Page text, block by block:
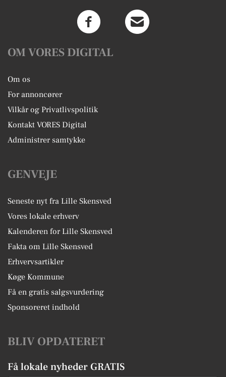
OM VORES DIGITAL
Om os
For annoncører
Vilkår og Privatlivspolitik
Kontakt VORES Digital
Administrer samtykke
GENVEJE
Seneste nyt fra Lille Skensved
Vores lokale erhverv
Kalenderen for Lille Skensved
Fakta om Lille Skensved
Erhvervsartikler
Køge Kommune
Få en gratis salgsvurdering
Sponsoreret indhold
BLIV OPDATERET
Få lokale nyheder GRATIS